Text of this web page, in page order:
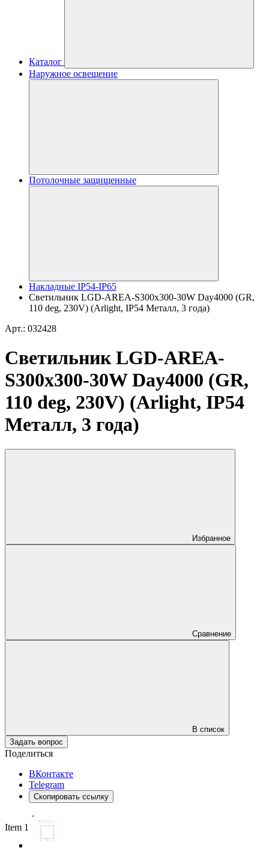
Каталог
Наружное освещение
Потолочные защищенные
Накладные IP54-IP65
Светильник LGD-AREA-S300x300-30W Day4000 (GR,
110 deg, 230V) (Arlight, IP54 Металл, 3 года)
Арт.: 032428
Светильник LGD-AREA-
S300x300-30W Day4000 (GR,
110 deg, 230V) (Arlight, IP54
Металл, 3 года)
Избранное
Сравнение
В список
Задать вопрос
Поделиться
ВКонтакте
Telegram
Скопировать ссылку
Item 1 of 6